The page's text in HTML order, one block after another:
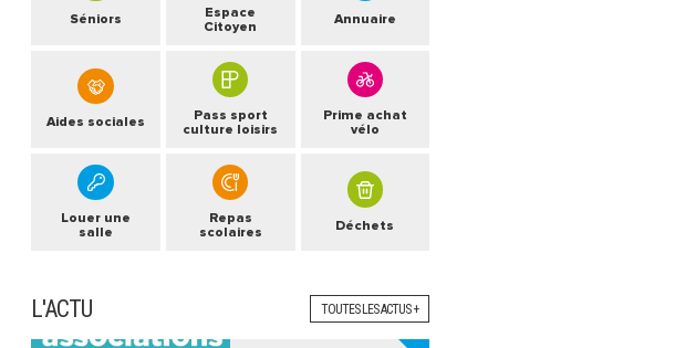
Séniors
Espace
Citoyen
Annuaire
Aides sociales
Pass sport
culture loisirs
Prime achat
vélo
Louer une
salle
Repas
scolaires
Déchets
L'ACTU TOUTES LES ACTUS +